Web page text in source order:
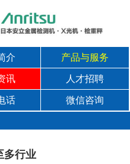
介
产品与服务
讯
人才招聘
话 微信咨询
多行业